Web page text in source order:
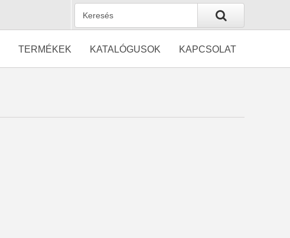
TERMÉKEK KATALÓGUSOK KAPCSOLAT